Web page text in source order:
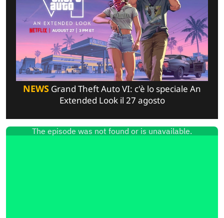
NEWS Grand Theft Auto VI: c'è lo speciale An
Extended Look il 27 agosto